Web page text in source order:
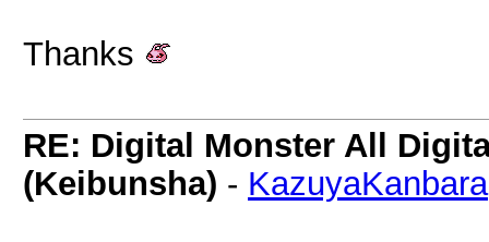
Thanks
RE: Digital Monster All
(Keibunsha) - KazuyaKanbara